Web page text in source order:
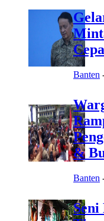
Banten
&
Banten